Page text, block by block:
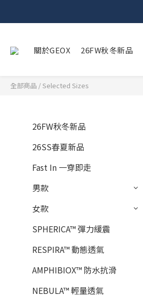
關於GEOX 26FW秋冬新品
全部商品 /Selected Sizes
26FW秋冬新品
26SS春夏新品
Fast In 一穿即走
男款
女款
SPHERICA™ 彈力緩震
RESPIRA™ 動態透氣
AMPHIBIOX™ 防水抗滑
NEBULA™ 輕量透氣